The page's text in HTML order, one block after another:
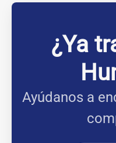
¿Ya
Ayúdanos a